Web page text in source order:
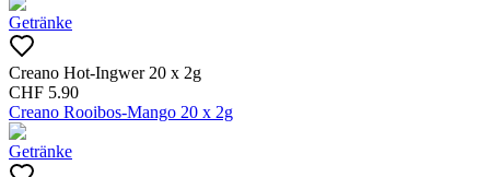
Getränke
Creano Hot-Ingwer 20 x 2g
CHF 5.90
Creano Rooibos-Mango 20 x 2g
Getränke